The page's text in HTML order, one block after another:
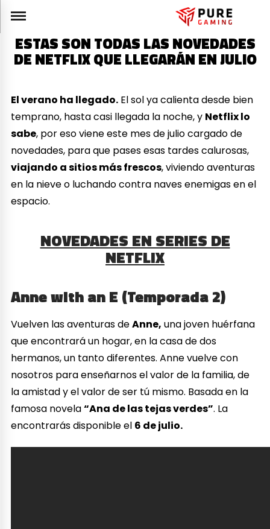
ESTAS SON TODAS LAS NOVEDADES
DE NETFLIX QUE LLEGARÁN EN JULIO
El verano ha llegado. El sol ya calienta desde bien
temprano, hasta casi llegada la noche, y Netflix lo
sabe, por eso viene este mes de julio cargado de
novedades, para que pases esas tardes calurosas,
viajando a sitios más frescos, viviendo aventuras
en la nieve o luchando contra naves enemigas en el
espacio.
NOVEDADES EN SERIES DE
NETFLIX
Anne with an E (Temporada 2)
Vuelven las aventuras deAnne, una joven huérfana
que encontrará un hogar, en la casa de dos
hermanos, un tanto diferentes. Anne vuelve con
nosotros para enseñarnos el valor de la familia, de
la amistad y el valor de ser tú mismo. Basada en la
famosa novela“Ana de las tejas verdes”. La
encontrarás disponible el 6 de julio.